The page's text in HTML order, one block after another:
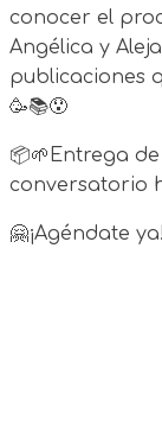
conocer el
Angélica y
publicaciones
🥳📚😯
📦🌱Entrega
conversatorio
🤗¡Agéndate ya!